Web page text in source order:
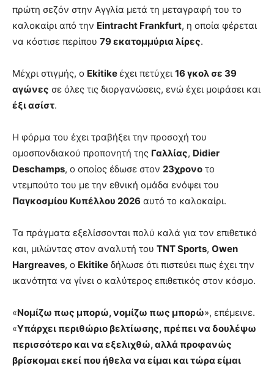
πρώτη σεζόν στην Αγγλία μετά τη μεταγραφή του το
καλοκαίρι από την Eintracht Frankfurt, η οποία φέρεται
να κόστισε περίπου 79 εκατομμύρια λίρες.
Μέχρι στιγμής, ο Ekitikeέχει πετύχει 16 γκολ σε 39
αγώνες σε όλες τις διοργανώσεις, ενώ έχει μοιράσει και
έξι ασίστ.
Η φόρμα του έχει τραβήξει την προσοχή του
ομοσπονδιακού προπονητή της Γαλλίας, Didier
Deschamps, ο οποίος έδωσε στον 23χρονο το
ντεμπούτο του με την εθνική ομάδα ενόψει του
Παγκοσμίου Κυπέλλου 2026 αυτό το καλοκαίρι.
Τα πράγματα εξελίσσονται πολύ καλά για τον επιθετικό
και, μιλώντας στον αναλυτή του TNT Sports, Owen
Hargreaves, ο Ekitike δήλωσε ότι πιστεύει πως έχει την
ικανότητα να γίνει ο καλύτερος επιθετικός στον κόσμο.
«Νομίζω πως μπορώ, νομίζω πως μπορώ», επέμεινε.
«Υπάρχει περιθώριο βελτίωσης, πρέπει να δουλέψω
περισσότερο και να εξελιχθώ, αλλά προφανώς
βρίσκομαι εκεί που ήθελα να είμαι και τώρα είμαι